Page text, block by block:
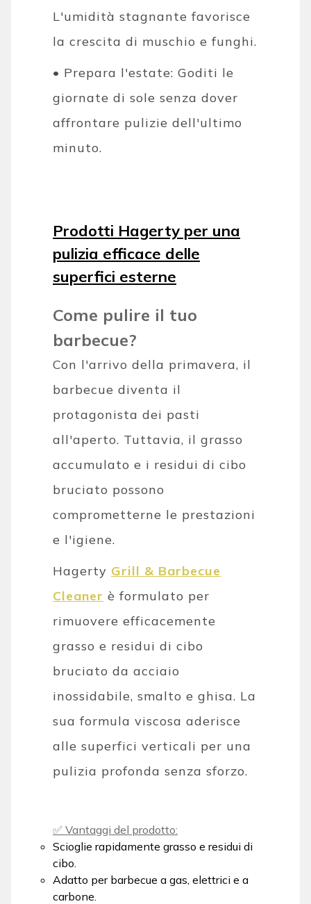
L'umidità stagnante favorisce
la crescita di muschio e funghi.
• Prepara l'estate: Goditi le
giornate di sole senza dover
affrontare pulizie dell'ultimo
minuto.
Prodotti Hagerty per una
pulizia efficace delle
superfici esterne
Come pulire il tuo
barbecue?
Con l'arrivo della primavera, il
barbecue diventa il
protagonista dei pasti
all'aperto. Tuttavia, il grasso
accumulato e i residui di cibo
bruciato possono
comprometterne le prestazioni
e l'igiene.
Hagerty Grill & Barbecue
Cleaner è formulato per
rimuovere efficacemente
grasso e residui di cibo
bruciato da acciaio
inossidabile, smalto e ghisa. La
sua formula viscosa aderisce
alle superfici verticali per una
pulizia profonda senza sforzo.
✅ Vantaggi del prodotto:
Scioglie rapidamente grasso e residui di
cibo.
Adatto per barbecue a gas, elettrici e a
carbone.